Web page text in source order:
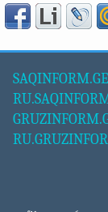
SAQINFORM.GE